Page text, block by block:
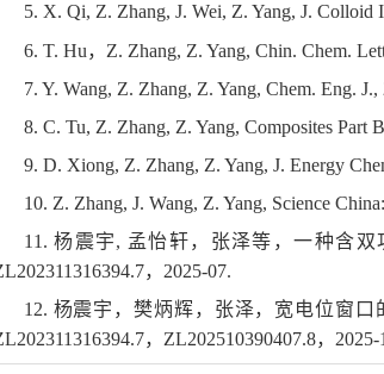
5. X. Qi, Z. Zhang, J. Wei, Z. Yang, J. Colloid
6. T. Hu，Z. Zhang, Z. Yang, Chin. Chem.
7. Y. Wang, Z. Zhang, Z. Yang, Chem. Eng.
8. C. Tu, Z. Zhang, Z. Yang, Composites Part
9. D. Xiong, Z. Zhang, Z. Yang, J. Energy
10. Z. Zhang, J. Wang, Z. Yang, Science
11. 杨震宇, 孟怡轩，张泽等，一种含
，2025-07.
12. 杨震宇，樊炳辉，张泽，宽电位窗
，ZL202510390407.8，2025-